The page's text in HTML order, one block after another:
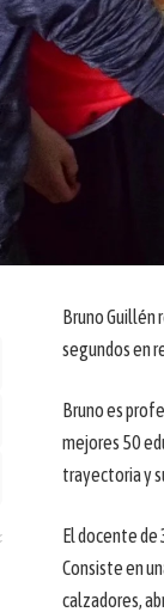
Bruno Guillén
segundos en
Bruno es
mejores 50
trayectoria y
El docente de
Consiste en
calzadores,